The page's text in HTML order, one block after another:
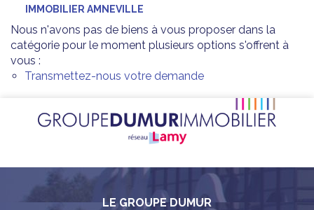
IMMOBILIER AMNEVILLE
Nous n'avons pas de biens à vous proposer dans la
catégorie pour le moment plusieurs options s'offrent à
vous :
Transmettez-nous votre demande
LE GROUPE DUMUR